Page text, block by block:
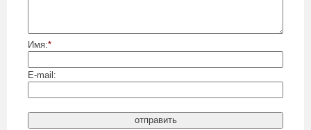
Имя:*
E-mail: